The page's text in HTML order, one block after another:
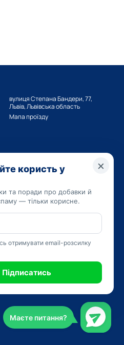
вулиця Степана Бандери, 77,
Львів, Львівська область
Мапа проїзду